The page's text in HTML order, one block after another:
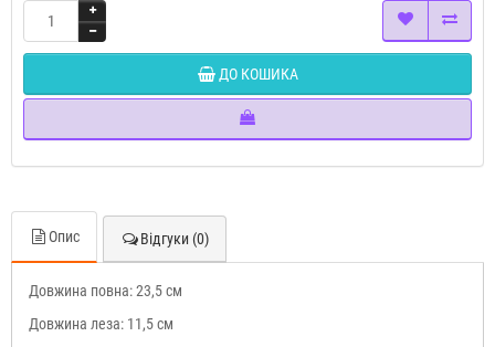
ДО КОШИКА
Опис Відгуки (0)
Довжина повна: 23,5 см
Довжина леза: 11,5 см